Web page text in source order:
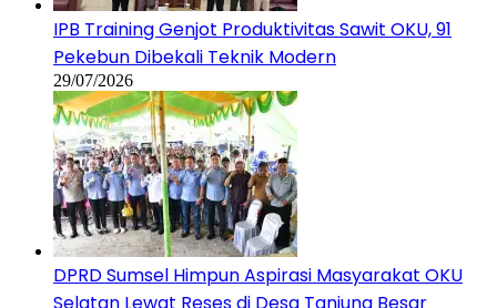
IPB Training Genjot Produktivitas Sawit OKU, 91
Pekebun Dibekali Teknik Modern
29/07/2026
DPRD Sumsel Himpun Aspirasi Masyarakat OKU
Selatan Lewat Reses di Desa Tanjung Besar